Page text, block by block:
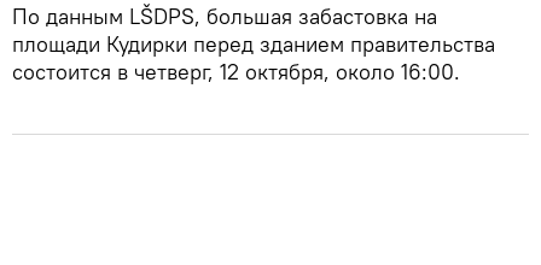
По данным LŠDPS, большая забастовка на
площади Кудирки перед зданием правительства
состоится в четверг, 12 октября, около 16:00.